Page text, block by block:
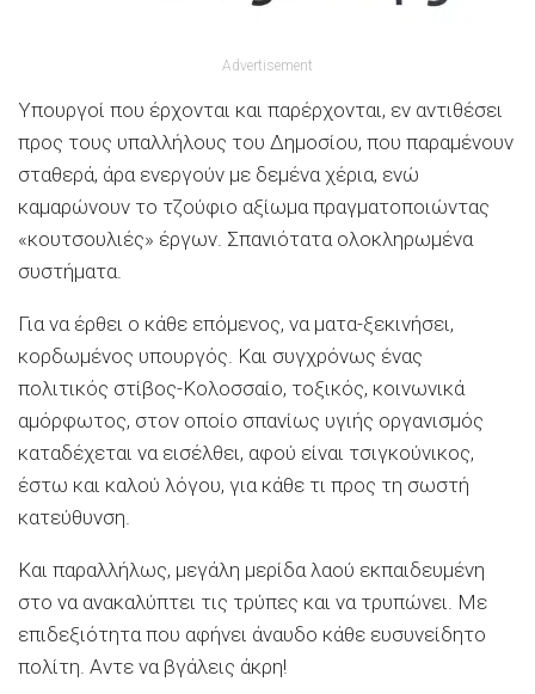
Advertisement
Υπουργοί που έρχονται και παρέρχονται, εν αντιθέσει
προς τους υπαλλήλους του Δημοσίου, που παραμένουν
σταθερά, άρα ενεργούν με δεμένα χέρια, ενώ
καμαρώνουν το τζούφιο αξίωμα πραγματοποιώντας
«κουτσουλιές» έργων. Σπανιότατα ολοκληρωμένα
συστήματα.
Για να έρθει ο κάθε επόμενος, να ματα-ξεκινήσει,
κορδωμένος υπουργός. Και συγχρόνως ένας
πολιτικός στίβος-Κολοσσαίο, τοξικός, κοινωνικά
αμόρφωτος, στον οποίο σπανίως υγιής οργανισμός
καταδέχεται να εισέλθει, αφού είναι τσιγκούνικος,
έστω και καλού λόγου, για κάθε τι προς τη σωστή
κατεύθυνση.
Και παραλλήλως, μεγάλη μερίδα λαού εκπαιδευμένη
στο να ανακαλύπτει τις τρύπες και να τρυπώνει. Με
επιδεξιότητα που αφήνει άναυδο κάθε ευσυνείδητο
πολίτη. Αντε να βγάλεις άκρη!